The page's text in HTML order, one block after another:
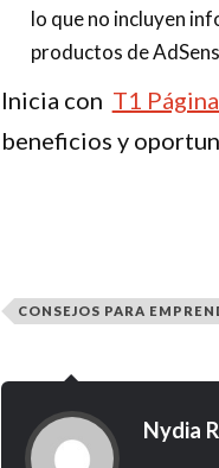
lo que no incluyen
productos de
Inicia con T1
beneficios y
CONSEJOS PARA
Nydia